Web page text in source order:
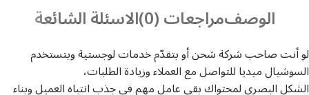
الوصفمراجعات (0) الاسئلة الشائعة
لو أنت صاحب شركة شحن أو بتقدّم خدمات لوجستية وبتستخدم
السوشيال ميديا للتواصل مع العملاء وزيادة الطلبات،
الشكل البصري لمحتواك بقى عامل مهم في جذب انتباه العميل وبناء